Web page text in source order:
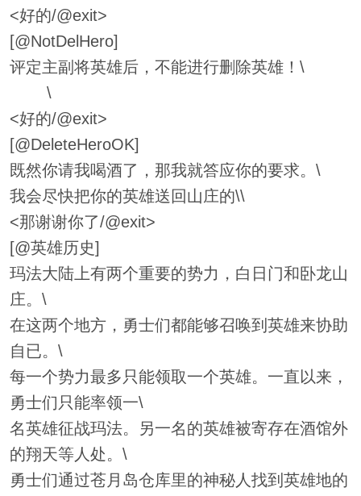
<好的/@exit>
[@NotDelHero]
评定主副将英雄后，不能进行删除英雄！\
\
<好的/@exit>
[@DeleteHeroOK]
既然你请我喝酒了，那我就答应你的要求。\
我会尽快把你的英雄送回山庄的\\
<那谢谢你了/@exit>
[@英雄历史]
玛法大陆上有两个重要的势力，白日门和卧龙山
庄。\
在这两个地方，勇士们都能够召唤到英雄来协助
自已。\
每一个势力最多只能领取一个英雄。一直以来，
勇士们只能率领一\
名英雄征战玛法。另一名的英雄被寄存在酒馆外
的翔天等人处。\
勇士们通过苍月岛仓库里的神秘人找到英雄地的